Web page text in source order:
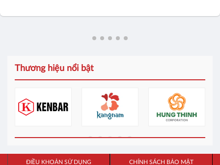
TPHCM: GPBank có thêm chi nhánh mới tại phường
Tân Hoà - Ưu tiên công nghệ, tối ưu trải nghiệm
Hôm qua 3/8, Ngân hàng TM TNHH MTV Kỷ Nguyên Thịnh
Vượng (GPBank) đã ra mắt chi nhánh Lý Thường Kiệt,
phường Tân Hoà, TPHCM. Địa điểm mới này sẽ mang lại